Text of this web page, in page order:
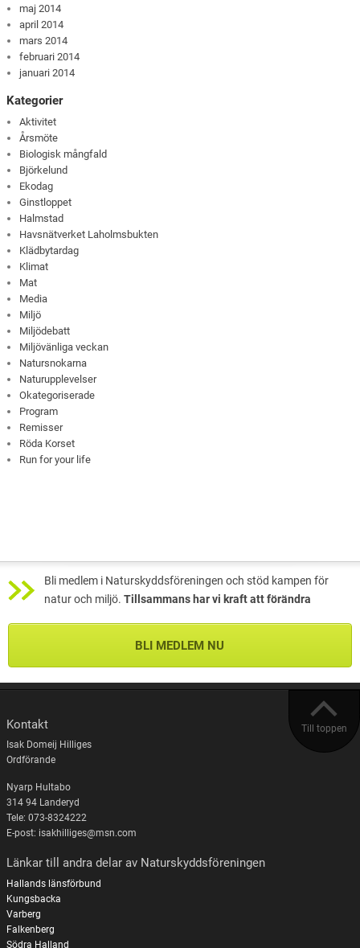
maj 2014
april 2014
mars 2014
februari 2014
januari 2014
Kategorier
Aktivitet
Årsmöte
Biologisk mångfald
Björkelund
Ekodag
Ginstloppet
Halmstad
Havsnätverket Laholmsbukten
Klädbytardag
Klimat
Mat
Media
Miljö
Miljödebatt
Miljövänliga veckan
Natursnokarna
Naturupplevelser
Okategoriserade
Program
Remisser
Röda Korset
Run for your life
Bli medlem i Naturskyddsföreningen och stöd kampen för
natur och miljö. Tillsammans har vi kraft att förändra
BLI MEDLEM NU
Till toppen
Kontakt
Isak Domeij Hilliges
Ordförande
Nyarp Hultabo
314 94 Landeryd
Tele: 073-8324222
E-post: isakhilliges@msn.com
Länkar till andra delar av Naturskyddsföreningen
Hallands länsförbund
Kungsbacka
Varberg
Falkenberg
Södra Halland